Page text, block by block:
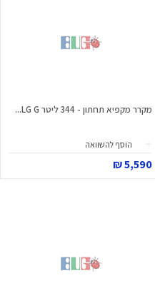
מקרר מקפיא תחתון - 344 ליטר LG G...
הוסף להשוואה
5,590 ₪